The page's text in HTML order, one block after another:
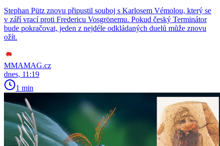
Stephan Pütz znovu připustil souboj s Karlosem Vémolou, který se
v září vrací proti Fredericu Vosgrönemu. Pokud český Terminátor
bude pokračovat, jeden z nejdéle odkládaných duelů může znovu
ožít.
MMAMAG.cz
dnes, 11:19
1 min